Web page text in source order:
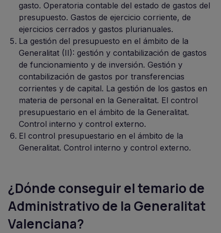
gasto. Operatoria contable del estado de gastos del
presupuesto. Gastos de ejercicio corriente, de
ejercicios cerrados y gastos plurianuales.
La gestión del presupuesto en el ámbito de la
Generalitat (II): gestión y contabilización de gastos
de funcionamiento y de inversión. Gestión y
contabilización de gastos por transferencias
corrientes y de capital. La gestión de los gastos en
materia de personal en la Generalitat. El control
presupuestario en el ámbito de la Generalitat.
Control interno y control externo.
El control presupuestario en el ámbito de la
Generalitat. Control interno y control externo.
¿Dónde conseguir el temario de
Administrativo de la Generalitat
Valenciana?